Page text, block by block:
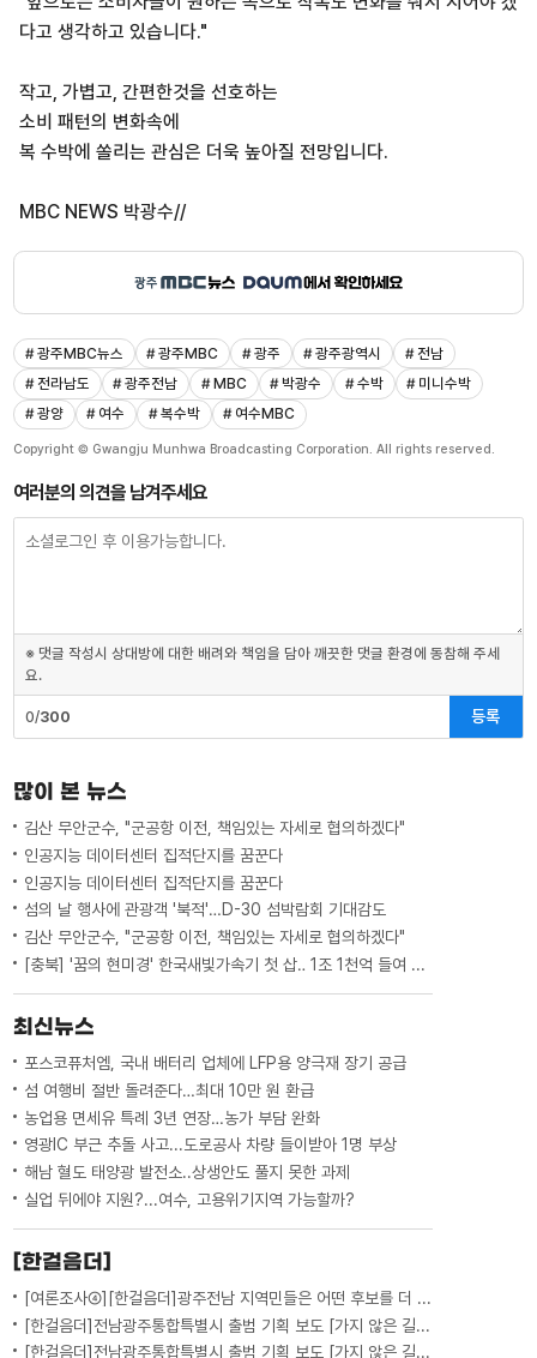
다고 생각하고 있습니다."
작고, 가볍고, 간편한것을 선호하는
소비 패턴의 변화속에
복 수박에 쏠리는 관심은 더욱 높아질 전망입니다.
MBC NEWS 박광수//
# 광주MBC뉴스 # 광주MBC # 광주 # 광주광역시
# 전남
# 전라남도
# 광주전남 # MBC # 박광수 # 수박
# 미니수박
# 광양
# 여수 # 복수박 # 여수MBC
Copyright © Gwangju Munhwa Broadcasting Corporation. All rights reserved.
여러분의 의견을 남겨주세요
※ 댓글 작성시 상대방에 대한 배려와 책임을 담아 깨끗한 댓글 환경에 동참해 주세
요.
0/300 등록
많이 본 뉴스
김산 무안군수, "군공항 이전, 책임있는 자세로 협의하겠다"
인공지능 데이터센터 집적단지를 꿈꾼다
인공지능 데이터센터 집적단지를 꿈꾼다
섬의 날 행사에 관광객 '북적'…D-30 섬박람회 기대감도
김산 무안군수, "군공항 이전, 책임있는 자세로 협의하겠다"
[충북] '꿈의 현미경' 한국새빛가속기 첫 삽‥ 1조 1천억 들여 2029년 완공
최신뉴스
포스코퓨처엠, 국내 배터리 업체에 LFP용 양극재 장기 공급
섬 여행비 절반 돌려준다…최대 10만 원 환급
농업용 면세유 특례 3년 연장…농가 부담 완화
영광IC 부근 추돌 사고...도로공사 차량 들이받아 1명 부상
해남 혈도 태양광 발전소..상생안도 풀지 못한 과제
실업 뒤에야 지원?...여수, 고용위기지역 가능할까?
[한걸음더]
[여론조사④][한걸음더]광주전남 지역민들은 어떤 후보를 더 선호할까.. 변수는?
[한걸음더]전남광주통합특별시 출범 기획 보도 [가지 않은 길] 5편 프랑스 헌법에 새긴 '지방 분권'..전남광주 통합 성공 조건은?
[한걸음더]전남광주통합특별시 출범 기획 보도 [가지 않은 길] 4편 프랑스 지역 통합 10년 성적표